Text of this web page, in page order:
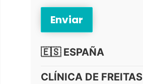
🇪🇸 ESPAÑA
CLÍNICA DE FREITAS